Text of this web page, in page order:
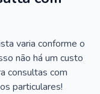
varia conforme o
não há um custo
consultas com
particulares!